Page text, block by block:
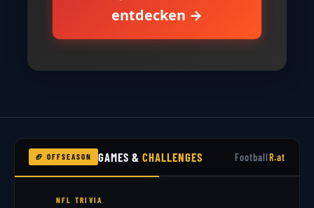
entdecken →
🏈 OFFSEASON GAMES &CHALLENGES FootballR.at
NFL TRIVIA